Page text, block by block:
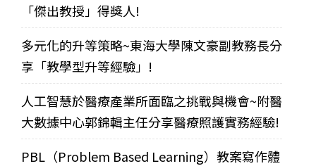
「傑出教授」得獎人!
多元化的升等策略~東海大學陳文豪副教務長分
享「教學型升等經驗」!
人工智慧於醫療產業所面臨之挑戰與機會~附醫
大數據中心郭錦輯主任分享醫療照護實務經驗!
PBL（Problem Based Learning）教案寫作體